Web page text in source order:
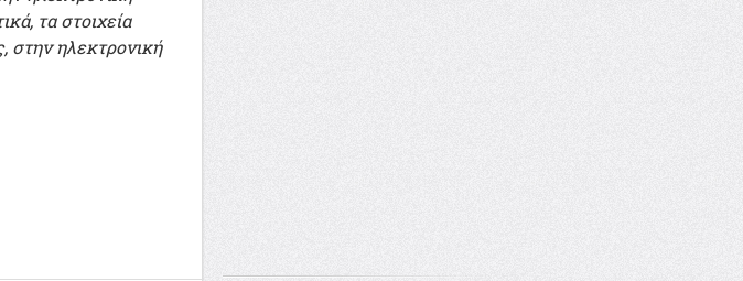
τα στοιχεία
στην ηλεκτρονική